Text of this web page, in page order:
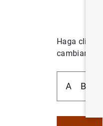
Haga clic
cambiar la
A B